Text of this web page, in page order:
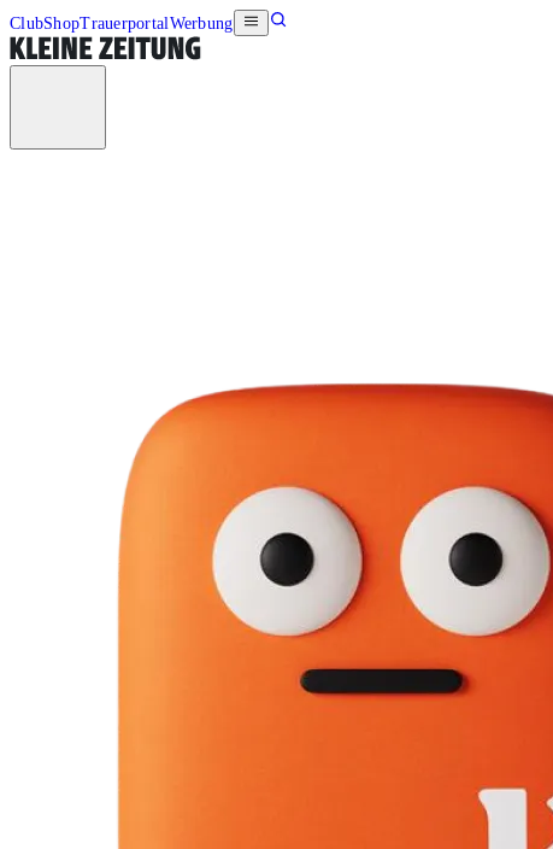
ClubShopTrauerportalWerbung